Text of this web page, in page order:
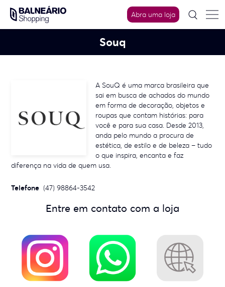
content
Abra uma loja
Souq
A SouQ é uma marca brasileira que
sai em busca de achados do mundo
em forma de decoração, objetos e
roupas que contam histórias: para
você e para sua casa. Desde 2013,
anda pelo mundo a procura de
estética, de estilo e de beleza – tudo
o que inspira, encanta e faz
diferença na vida de quem usa.
Telefone (47) 98864-3542
Entre em contato com a loja